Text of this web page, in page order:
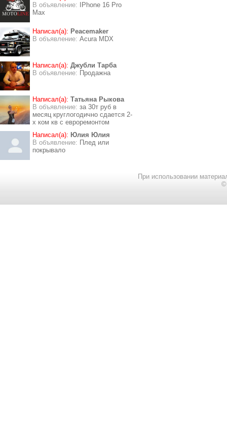
В объявление:
IPhone 16 Pro
Max
Написал(а): Peacemaker
В объявление: Acura MDX
Написал(а): Джубли Тарба
В объявление: Продажна
Написал(а): Татьяна Рыкова
В объявление: за 30т руб в
месяц круглогодично сдается 2-
х ком кв с евроремонтом
Написал(а): Юлия Юлия
В объявление: Плед или
покрывало
При использовании